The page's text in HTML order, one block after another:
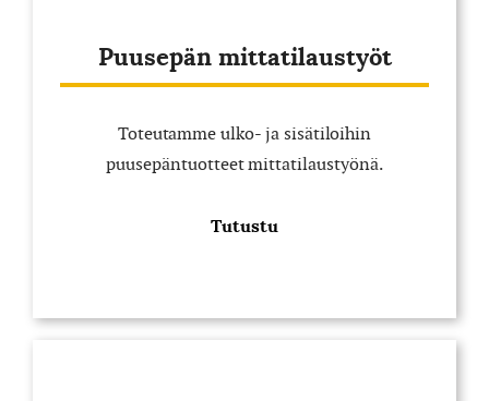
Puusepän mittatilaustyöt
Toteutamme ulko- ja sisätiloihin
puusepäntuotteet mittatilaustyönä.
Tutustu